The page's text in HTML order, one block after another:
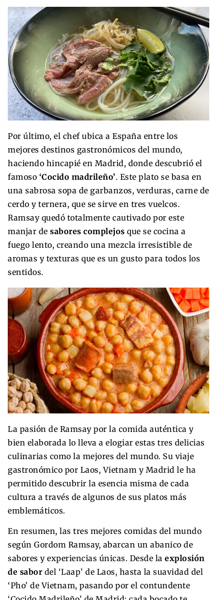
Por último, el chef ubica a España entre los
mejores destinos gastronómicos del mundo,
haciendo hincapié en Madrid, donde descubrió el
famoso ‘Cocido madrileño’. Este plato se basa en
una sabrosa sopa de garbanzos, verduras, carne de
cerdo y ternera, que se sirve en tres vuelcos.
Ramsay quedó totalmente cautivado por este
manjar de sabores complejos que se cocina a
fuego lento, creando una mezcla irresistible de
aromas y texturas que es un gusto para todos los
sentidos.
La pasión de Ramsay por la comida auténtica y
bien elaborada lo lleva a elogiar estas tres delicias
culinarias como la mejores del mundo. Su viaje
gastronómico por Laos, Vietnam y Madrid le ha
permitido descubrir la esencia misma de cada
cultura a través de algunos de sus platos más
emblemáticos.
En resumen, las tres mejores comidas del mundo
según Gordom Ramsay, abarcan un abanico de
sabores y experiencias únicas. Desde la explosión
de sabordel ‘Laap’ de Laos, hasta la suavidad del
‘Pho’ de Vietnam, pasando por el contundente